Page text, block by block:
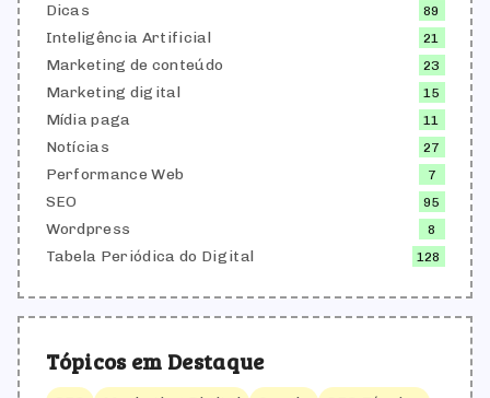
Dicas 89
Inteligência Artificial 21
Marketing de conteúdo 23
Marketing digital 15
Mídia paga 11
Notícias 27
Performance Web 7
SEO 95
Wordpress 8
Tabela Periódica do Digital 128
Tópicos em Destaque